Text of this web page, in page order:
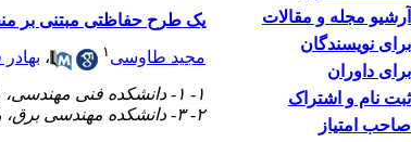
آرشیو مجله و مقالات
برای نویسندگان
برای داوران
ثبت نام و اشتراک
صاحب امتیاز
یک طرح حفاظتی مبتنی بر
مجید طاوسی ۱ ،
۱- ۱- دانشکده فنی مهندسی، واحد اصفهان (خوراسگان)، دانشگاه آزاد اسلامی، اصفهان، ایران
۲- ۳- دانشکده مهندسی برق، واحد نجف ‌آباد، دانشگاه آزاد اسلامی، نجف ‌آباد، ایران